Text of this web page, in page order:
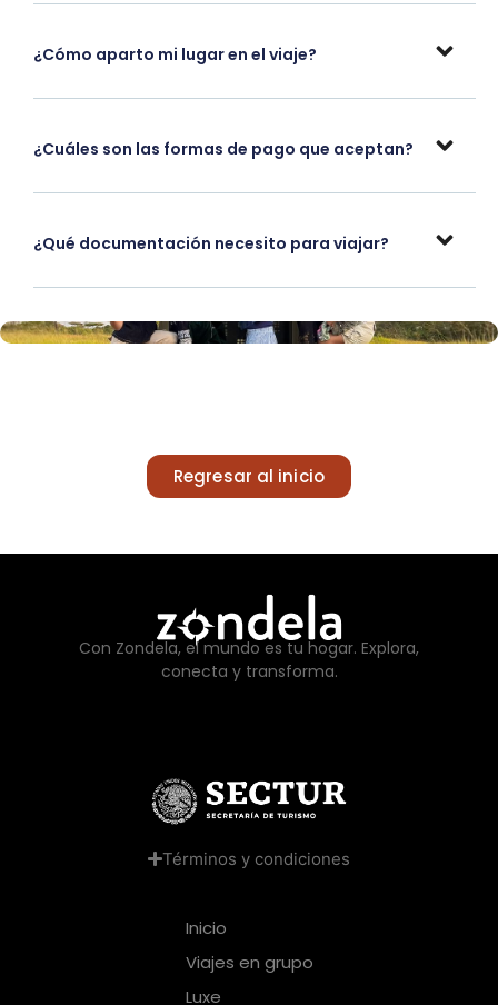
¿Cómo aparto mi lugar en el viaje?
¿Cuáles son las formas de pago que aceptan?
¿Qué documentación necesito para viajar?
Regresar al inicio
Con Zondela, el mundo es tu hogar. Explora,
conecta y transforma.
Términos y condiciones
Inicio
Viajes en grupo
Luxe